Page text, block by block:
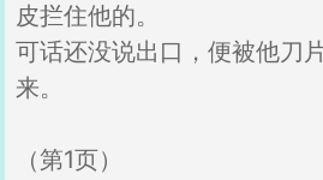
皮拦住他的。
可话还没说出口，便被他刀
来。
（第1页）